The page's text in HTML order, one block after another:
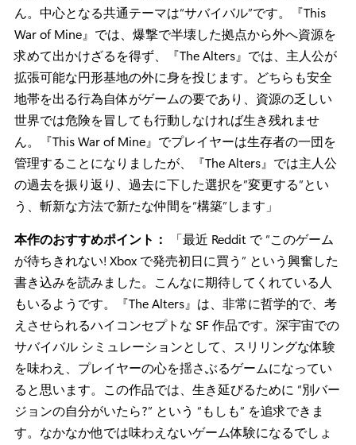
ん。中心となる共通テーマは“サバイバル”です。『This
War of Mine』では、爆撃で半壊した拠点から外へ資源を
求めて出かけざるを得ず、『The Alters』では、主人公が
拡張可能な円形基地の外に身を投じます。どちらも安全
地帯を出る行為自体がゲームの要であり、資源の乏しい
世界では危険を冒しても行動しなければ生き残れませ
ん。『This War of Mine』でプレイヤーは生存者の一団を
管理することになりましたが、『The Alters』では主人公
の過去を振り返り、過去に下した選択を”変更する”とい
う、斬新な方法で新たな仲間を“構築”します」
本作のおすすめポイント：
「最近 Reddit で “このゲーム
が待ちきれない! Xbox で発売初日に買う” という興奮した
書き込みを読みました。こんなに期待してくれている人
もいるようです。『The Alters』は、非常に哲学的で、考
えさせられるハイコンセプトな SF 作品です。深宇宙での
サバイバル シミュレーションとして、スリリングな体験
を味わえ、プレイヤーの心を揺さぶるゲームになってい
ると思います。この作品では、生き延びるために “別バー
ジョンの自分がいたら?” という “もしも” を追求できま
す。なかなか他では味わえないゲーム体験になるでしょ